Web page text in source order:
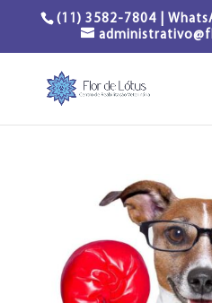
(11) 3582-7804 |